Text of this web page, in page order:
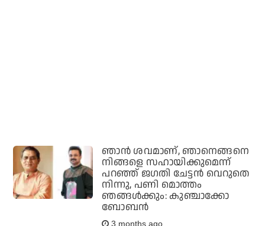
ഞാന്‍ ശവമാണ്, ഞാനെങ്ങനെ
നിങ്ങളെ സഹായിക്കുമെന്ന്
പറഞ്ഞ് ജഗതി ചേട്ടന്‍ വെറുതെ
നിന്നു, പണി മൊത്തം
ഞങ്ങള്‍ക്കും: കുഞ്ചാക്കോ
ബോബന്‍
3 months ago